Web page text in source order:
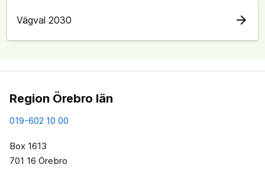
Vägval 2030 arrow_forward
Region Örebro län
019-602 10 00
Box 1613
701 16 Örebro